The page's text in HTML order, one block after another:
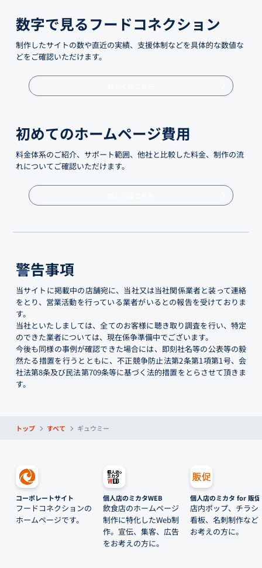
数字で見るフードコネクション
制作したサイトの数や直近の実績、支援体制などを具体的な数値な
どをご確認いただけます。
初めてのホームページ費用
料金体系のご紹介、サポート範囲、他社と比較した料金、制作の流
れについてご確認いただけます。
警告事項
当サイトに掲載中の店舗宛に、当社又は当社関係業者と装って連絡
をとり、営業活動を行っている業者がいるとの報告を受けておりま
す。
当社といたしましては、全てのお客様に聴き取り調査を行い、特定
のできた業者については、現在係争準備中でございます。
今後も同様の事例が確認できた場合には、即刻社名等の公表等の毅
然たる措置を行うとともに、不正競争防止法第2条第1項第1号、会
社法第8条及び民法第709条等に基づく法的措置をとらさせて頂きま
す。
トップ すべて ギュウミー
コーポレートサイト
フードコネクションの
ホームページです。
個人店のミカタWEB
飲食店のホームページ
制作に特化したWeb制
作。宣伝、集客、広告
をお考えの方に。
個人店のミカタ for 販促
店内ポップ、チラシ
看板、名刺制作など
お考えの方に。